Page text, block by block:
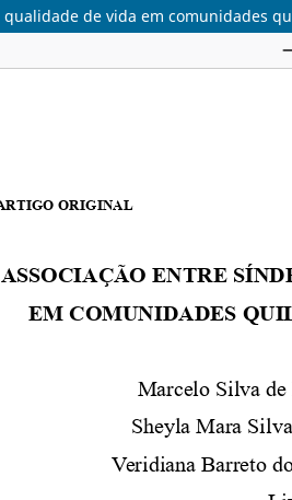
de vida em comunidades